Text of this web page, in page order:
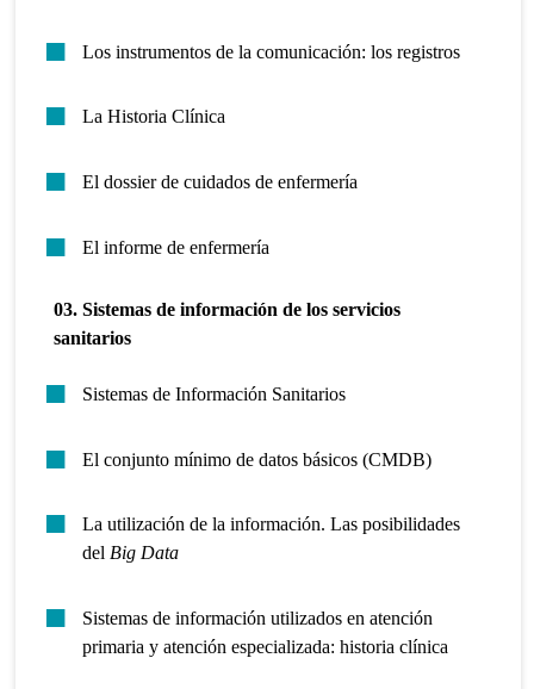
Los instrumentos de la comunicación: los registros
La Historia Clínica
El dossier de cuidados de enfermería
El informe de enfermería
03. Sistemas de información de los servicios
sanitarios
Sistemas de Información Sanitarios
El conjunto mínimo de datos básicos (CMDB)
La utilización de la información. Las posibilidades
del Big Data
Sistemas de información utilizados en atención
primaria y atención especializada: historia clínica